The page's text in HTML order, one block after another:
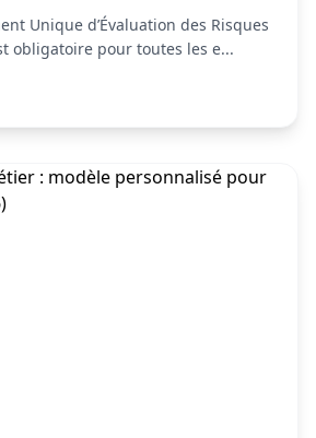
Unique d’Évaluation des Risques
obligatoire pour toutes les e...